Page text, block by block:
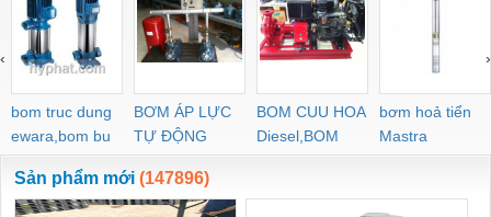
PEG PW PGJ PPGJ
PYJW SL-C PC-C
POC-C PL-C
11
bom truc dung
ewara,bom bu
ewara
BƠM ÁP LỰC
TỰ ĐỘNG
BOM CUU HOA
Diesel,BOM
CHUA CHAY
bơm hoả tiển
Mastra
‹ ›
Sản phẩm mới (147896)